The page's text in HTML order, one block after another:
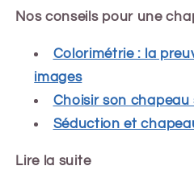
Nos conseils pour une
Colorimétrie : la
images
Choisir son
Séduction et
Lire la suite